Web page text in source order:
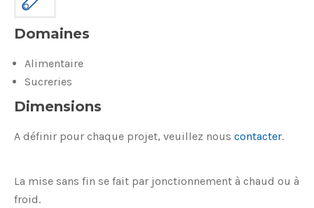
Domaines
Alimentaire
Sucreries
Dimensions
A définir pour chaque projet, veuillez nous contacter.
La mise sans fin se fait par jonctionnement à chaud ou à
froid.